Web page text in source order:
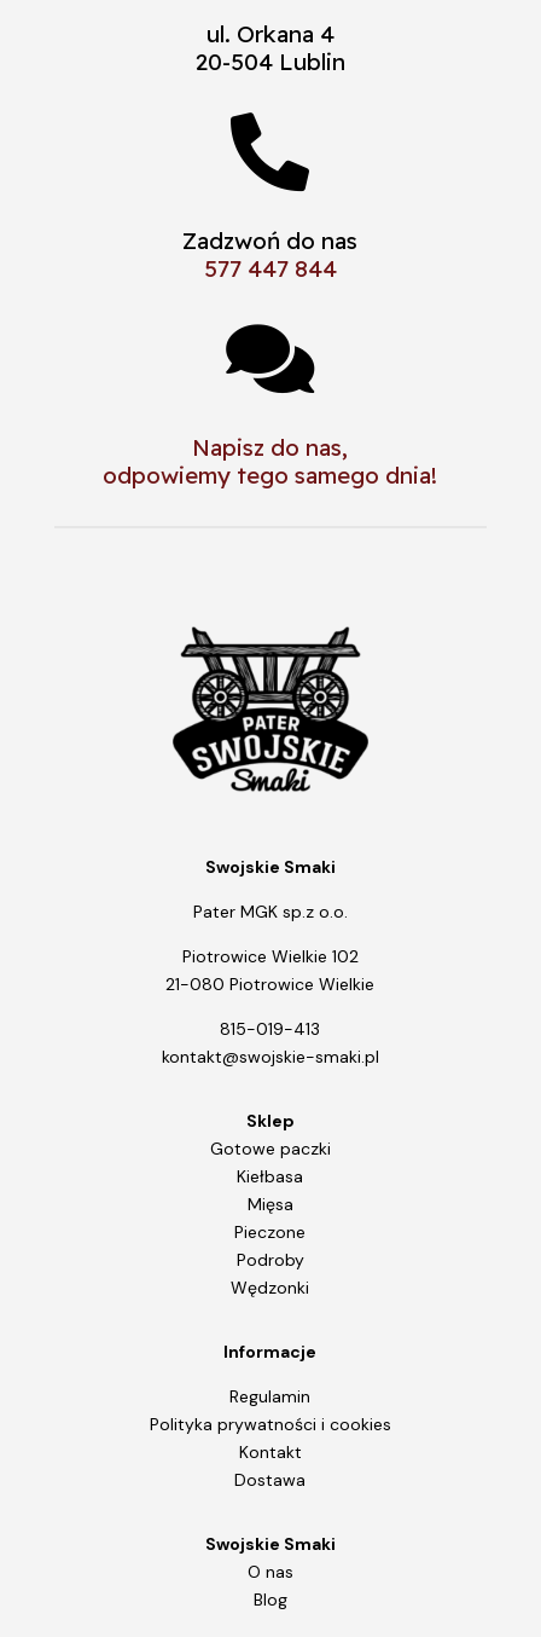
ul. Orkana 4
20-504 Lublin

Zadzwoń do nas
577 447 844

Napisz do nas,
odpowiemy tego samego dnia!
Swojskie Smaki
Pater MGK sp.z o.o.
Piotrowice Wielkie 102
21-080 Piotrowice Wielkie
815-019-413
kontakt@swojskie-smaki.pl
Sklep
Gotowe paczki
Kiełbasa
Mięsa
Pieczone
Podroby
Wędzonki
Informacje
Regulamin
Polityka prywatności i cookies
Kontakt
Dostawa
Swojskie Smaki
O nas
Blog